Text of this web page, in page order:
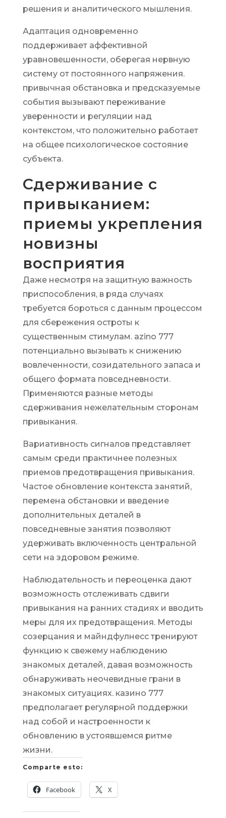
решения и аналитического мышления.
Адаптация одновременно
поддерживает аффективной
уравновешенности, оберегая нервную
систему от постоянного напряжения.
привычная обстановка и предсказуемые
события вызывают переживание
уверенности и регуляции над
контекстом, что положительно работает
на общее психологическое состояние
субъекта.
Сдерживание с
привыканием:
приемы укрепления
новизны
восприятия
Даже несмотря на защитную важность
приспособления, в ряда случаях
требуется бороться с данным процессом
для сбережения остроты к
существенным стимулам. azino 777
потенциально вызывать к снижению
вовлеченности, созидательного запаса и
общего формата повседневности.
Применяются разные методы
сдерживания нежелательным сторонам
привыкания.
Вариативность сигналов представляет
самым среди практичнее полезных
приемов предотвращения привыкания.
Частое обновление контекста занятий,
перемена обстановки и введение
дополнительных деталей в
повседневные занятия позволяют
удерживать включенность центральной
сети на здоровом режиме.
Наблюдательность и переоценка дают
возможность отслеживать сдвиги
привыкания на ранних стадиях и вводить
меры для их предотвращения. Методы
созерцания и майндфулнесс тренируют
функцию к свежему наблюдению
знакомых деталей, давая возможность
обнаруживать неочевидные грани в
знакомых ситуациях. казино 777
предполагает регулярной поддержки
над собой и настроенности к
обновлению в устоявшемся ритме
жизни.
Comparte esto:
Facebook X